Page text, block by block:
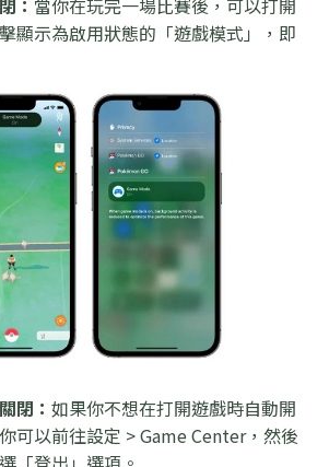
： 當你在玩完一場比賽後，可以打開
顯示為啟用狀態的「遊戲模式」，即
閉： 如果你不想在打開遊戲時自動開
可以前往設定 > Game Center，然後